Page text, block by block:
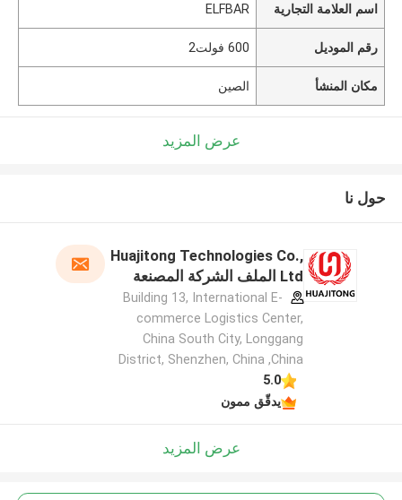
اترك رسالة
اسم العلامة التجارية ELFBAR
رقم الموديل 600 فولت2
مكان المنشأ الصين
عرض المزيد
حول نا
Huajitong Technologies Co.,
Ltd الملف الشركة المصنعة
Building 13, International E-
commerce Logistics Center,
China South City, Longgang
District, Shenzhen, China ,China
5.0
يدقّق ممون
عرض المزيد